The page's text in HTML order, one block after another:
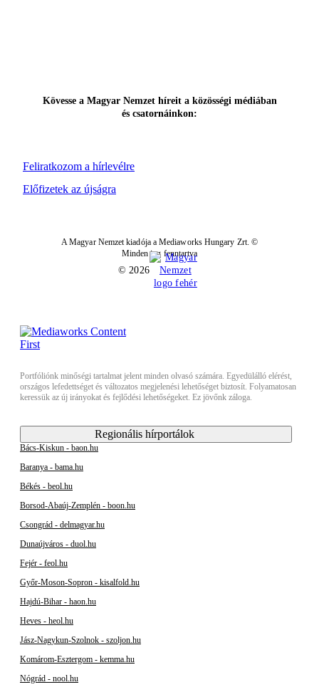
Feliratkozom a hírlevélre
Kövesse a Magyar Nemzet híreit a közösségi médiában
és csatornáinkon:
Előfizetek az újságra
A Magyar Nemzet kiadója a Mediaworks Hungary Zrt. ©
Minden jog fenntartva
© 2026
Portfóliónk minőségi tartalmat jelent minden olvasó számára. Egyedülálló elérést,
országos lefedettséget és változatos megjelenési lehetőséget biztosít. Folyamatosan
keressük az új irányokat és fejlődési lehetőségeket. Ez jövőnk záloga.
Regionális hírportálok
Bács-Kiskun - baon.hu
Baranya - bama.hu
Békés - beol.hu
Borsod-Abaúj-Zemplén - boon.hu
Csongrád - delmagyar.hu
Dunaújváros - duol.hu
Fejér - feol.hu
Győr-Moson-Sopron - kisalfold.hu
Hajdú-Bihar - haon.hu
Heves - heol.hu
Jász-Nagykun-Szolnok - szoljon.hu
Komárom-Esztergom - kemma.hu
Nógrád - nool.hu